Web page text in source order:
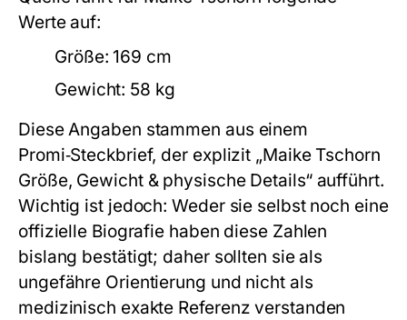
Werte auf:
Größe: 169 cm
Gewicht: 58 kg
Diese Angaben stammen aus einem
Promi‑Steckbrief, der explizit „Maike Tschorn
Größe, Gewicht & physische Details“ aufführt.
Wichtig ist jedoch: Weder sie selbst noch eine
offizielle Biografie haben diese Zahlen
bislang bestätigt; daher sollten sie als
ungefähre Orientierung und nicht als
medizinisch exakte Referenz verstanden